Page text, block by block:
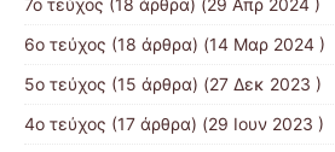
7ο τεύχος (18 άρθρα) (29 Απρ 2024 )
6ο τεύχος (18 άρθρα) (14 Μαρ 2024 )
5ο τεύχος (15 άρθρα) (27 Δεκ 2023 )
4ο τεύχος (17 άρθρα) (29 Ιουν 2023 )